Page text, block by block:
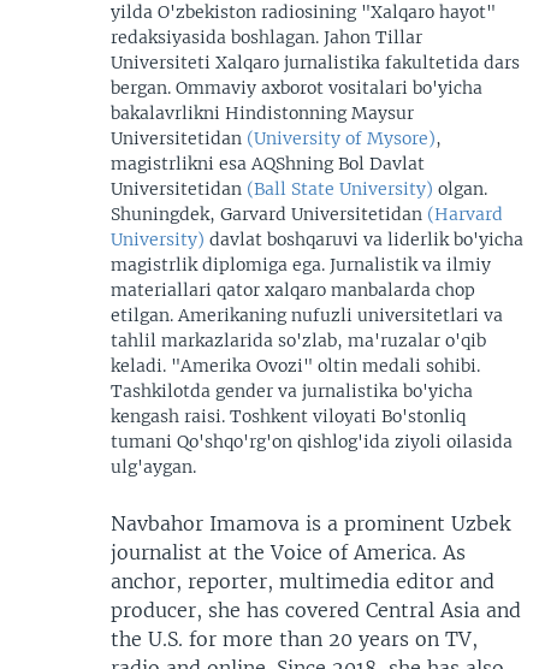
yilda O'zbekiston radiosining "Xalqaro hayot"
redaksiyasida boshlagan. Jahon Tillar
Universiteti Xalqaro jurnalistika fakultetida dars
bergan. Ommaviy axborot vositalari bo'yicha
bakalavrlikni Hindistonning Maysur
Universitetidan (University of Mysore),
magistrlikni esa AQShning Bol Davlat
Universitetidan (Ball State University) olgan.
Shuningdek, Garvard Universitetidan (Harvard
University) davlat boshqaruvi va liderlik bo'yicha
magistrlik diplomiga ega. Jurnalistik va ilmiy
materiallari qator xalqaro manbalarda chop
etilgan. Amerikaning nufuzli universitetlari va
tahlil markazlarida so'zlab, ma'ruzalar o'qib
keladi. "Amerika Ovozi" oltin medali sohibi.
Tashkilotda gender va jurnalistika bo'yicha
kengash raisi. Toshkent viloyati Bo'stonliq
tumani Qo'shqo'rg'on qishlog'ida ziyoli oilasida
ulg'aygan.
Navbahor Imamova is a prominent Uzbek
journalist at the Voice of America. As
anchor, reporter, multimedia editor and
producer, she has covered Central Asia and
the U.S. for more than 20 years on TV,